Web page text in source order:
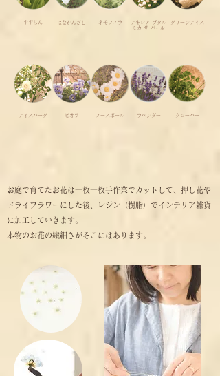
すずらん はなかんざし ネモフィラ
アキレア プタル
ミカ ザ パール
グリーンアイス
アイスバーグ ビオラ ノースポール ラベンダー クローバー
お庭で育てたお花は一枚一枚手作業でカットして、押し花や
ドライフラワーにした後、レジン（樹脂）でインテリア雑貨
に加工していきます。
本物のお花の繊細さがそこにはあります。